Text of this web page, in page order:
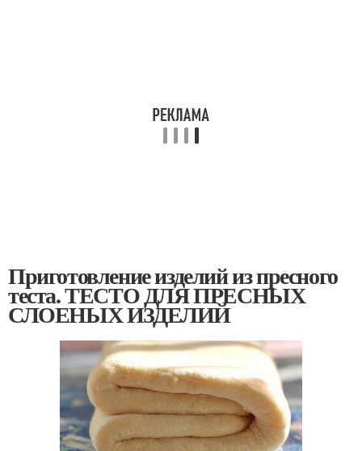
Приготовление изделий из пресного
теста. ТЕСТО ДЛЯ ПРЕСНЫХ
СЛОЕНЫХ ИЗДЕЛИЙ